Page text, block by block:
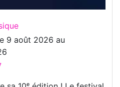
9 août 2026 au